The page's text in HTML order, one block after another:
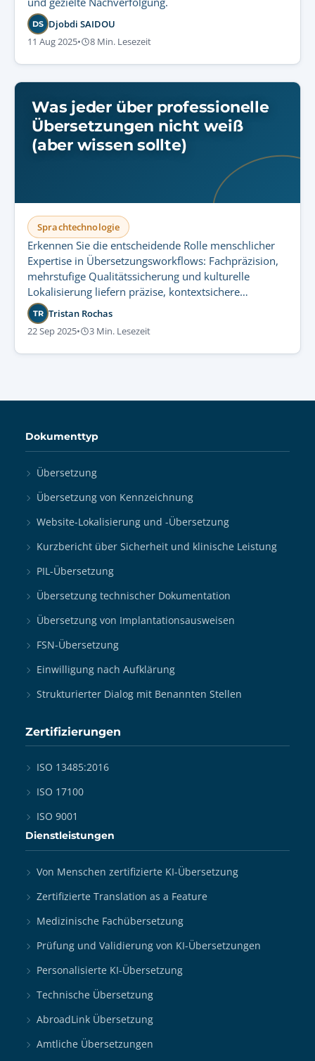
DS Djobdi SAIDOU
11 Aug 2025• 8 Min. Lesezeit
Was jeder über professionelle
Übersetzungen nicht weiß
(aber wissen sollte)
Sprachtechnologie
Erkennen Sie die entscheidende Rolle menschlicher
Expertise in Übersetzungsworkflows: Fachpräzision,
mehrstufige Qualitätssicherung und kulturelle
Lokalisierung liefern präzise, kontextsichere
Botschaften, die Technologie nicht ersetzen kann.
TR Tristan Rochas
22 Sep 2025• 3 Min. Lesezeit
Dokumenttyp
Übersetzung
Übersetzung von Kennzeichnung
Website-Lokalisierung und -Übersetzung
Kurzbericht über Sicherheit und klinische Leistung
PIL-Übersetzung
Übersetzung technischer Dokumentation
Übersetzung von Implantationsausweisen
FSN-Übersetzung
Einwilligung nach Aufklärung
Strukturierter Dialog mit Benannten Stellen
Zertifizierungen
ISO 13485:2016
ISO 17100
ISO 9001
Dienstleistungen
Von Menschen zertifizierte KI-Übersetzung
Zertifizierte Translation as a Feature
Medizinische Fachübersetzung
Prüfung und Validierung von KI-Übersetzungen
Personalisierte KI-Übersetzung
Technische Übersetzung
AbroadLink Übersetzung
Amtliche Übersetzungen